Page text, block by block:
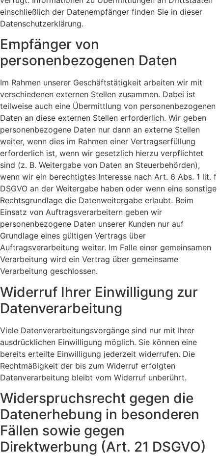
einschließlich der Datenempfänger finden Sie in dieser
Datenschutzerklärung.
Empfänger von
personenbezogenen Daten
Im Rahmen unserer Geschäftstätigkeit arbeiten wir mit
verschiedenen externen Stellen zusammen. Dabei ist
teilweise auch eine Übermittlung von personenbezogenen
Daten an diese externen Stellen erforderlich. Wir geben
personenbezogene Daten nur dann an externe Stellen
weiter, wenn dies im Rahmen einer Vertragserfüllung
erforderlich ist, wenn wir gesetzlich hierzu verpflichtet
sind (z. B. Weitergabe von Daten an Steuerbehörden),
wenn wir ein berechtigtes Interesse nach Art. 6 Abs. 1 lit. f
DSGVO an der Weitergabe haben oder wenn eine sonstige
Rechtsgrundlage die Datenweitergabe erlaubt. Beim
Einsatz von Auftragsverarbeitern geben wir
personenbezogene Daten unserer Kunden nur auf
Grundlage eines gültigen Vertrags über
Auftragsverarbeitung weiter. Im Falle einer gemeinsamen
Verarbeitung wird ein Vertrag über gemeinsame
Verarbeitung geschlossen.
Widerruf Ihrer Einwilligung zur
Datenverarbeitung
Viele Datenverarbeitungsvorgänge sind nur mit Ihrer
ausdrücklichen Einwilligung möglich. Sie können eine
bereits erteilte Einwilligung jederzeit widerrufen. Die
Rechtmäßigkeit der bis zum Widerruf erfolgten
Datenverarbeitung bleibt vom Widerruf unberührt.
Widerspruchsrecht gegen die
Datenerhebung in besonderen
Fällen sowie gegen
Direktwerbung (Art. 21 DSGVO)